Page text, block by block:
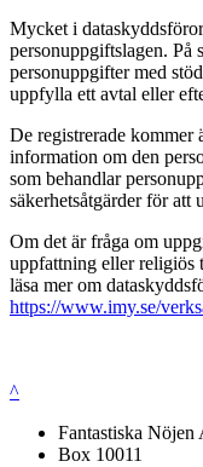
Mycket i
personuppgiftslagen. På
personuppgifter med
uppfylla ett avtal eller
De registrerade kommer
information om den
som behandlar
säkerhetsåtgärder för att
Om det är fråga om
uppfattning eller religiös
läsa mer om
https://www.imy.se/
^
Fantastiska Nöjen
Box 10011